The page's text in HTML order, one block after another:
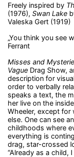
Freely inspired by
(1976), Swan Lake
Valeska Gert (1919)
„You think you see
Ferrant
Misses and
Vague Drag Show,
description for
order to verbally
speaks a text, the
her live on the
Wheeler, except for
else. One can see
childhoods where
everything is
drag, star-crossed
“Already as a child,